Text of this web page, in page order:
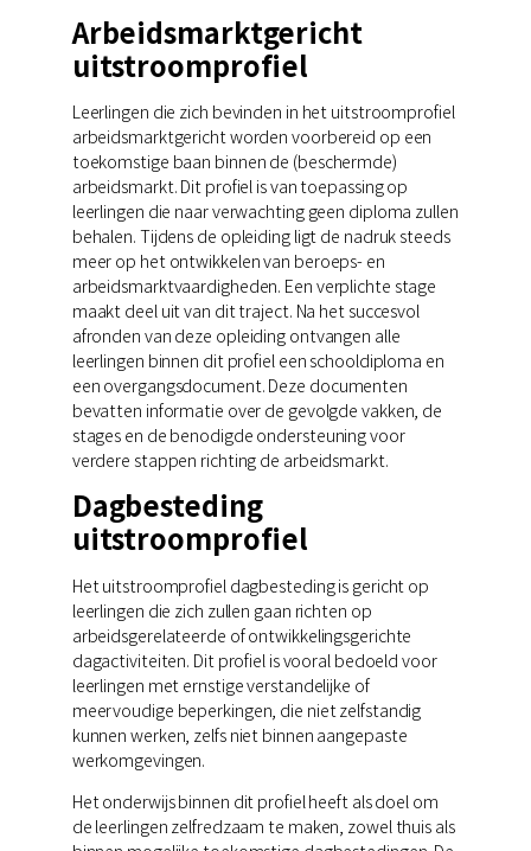
Arbeidsmarktgericht
uitstroomprofiel
Leerlingen die zich bevinden in het uitstroomprofiel
arbeidsmarktgericht worden voorbereid op een
toekomstige baan binnen de (beschermde)
arbeidsmarkt. Dit profiel is van toepassing op
leerlingen die naar verwachting geen diploma zullen
behalen. Tijdens de opleiding ligt de nadruk steeds
meer op het ontwikkelen van beroeps- en
arbeidsmarktvaardigheden. Een verplichte stage
maakt deel uit van dit traject. Na het succesvol
afronden van deze opleiding ontvangen alle
leerlingen binnen dit profiel een schooldiploma en
een overgangsdocument. Deze documenten
bevatten informatie over de gevolgde vakken, de
stages en de benodigde ondersteuning voor
verdere stappen richting de arbeidsmarkt.
Dagbesteding
uitstroomprofiel
Het uitstroomprofiel dagbesteding is gericht op
leerlingen die zich zullen gaan richten op
arbeidsgerelateerde of ontwikkelingsgerichte
dagactiviteiten. Dit profiel is vooral bedoeld voor
leerlingen met ernstige verstandelijke of
meervoudige beperkingen, die niet zelfstandig
kunnen werken, zelfs niet binnen aangepaste
werkomgevingen.
Het onderwijs binnen dit profiel heeft als doel om
de leerlingen zelfredzaam te maken, zowel thuis als